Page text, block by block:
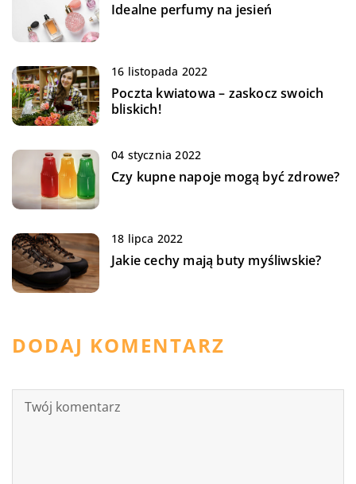
Idealne perfumy na jesień
16 listopada 2022
Poczta kwiatowa – zaskocz swoich
bliskich!
04 stycznia 2022
Czy kupne napoje mogą być zdrowe?
18 lipca 2022
Jakie cechy mają buty myśliwskie?
DODAJ KOMENTARZ